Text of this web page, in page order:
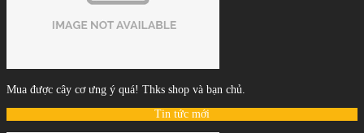
Mua được cây cơ ưng ý quá! Thks shop và bạn chủ.
Tin tức mới